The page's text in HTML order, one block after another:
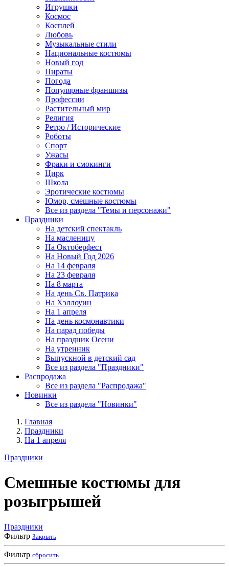
Игрушки
Космос
Косплей
Любовь
Музыкальные стили
Национальные костюмы
Новый год
Пираты
Погода
Популярные франшизы
Профессии
Растительный мир
Религия
Ретро / Исторические
Роботы
Спорт
Ужасы
Фраки и смокинги
Цирк
Школа
Эротические костюмы
Юмор, смешные костюмы
Все из раздела "Темы и персонажи"
Праздники
На детский спектакль
На масленицу
На Октоберфест
На Новый Год 2026
На 14 февраля
На 23 февраля
На 8 марта
На день Св. Патрика
На Хэллоуин
На 1 апреля
На день космонавтики
На парад победы
На праздник Осени
На утренник
Выпускной в детский сад
Все из раздела "Праздники"
Распродажа
Все из раздела "Распродажа"
Новинки
Все из раздела "Новинки"
Главная
Праздники
На 1 апреля
Праздники
Смешные костюмы для
розыгрышей
Праздники
Фильтр Закрыть
Фильтр сбросить